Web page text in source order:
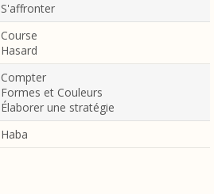
S'affronter
Course
Hasard
Compter
Formes et Couleurs
Élaborer une stratégie
Haba